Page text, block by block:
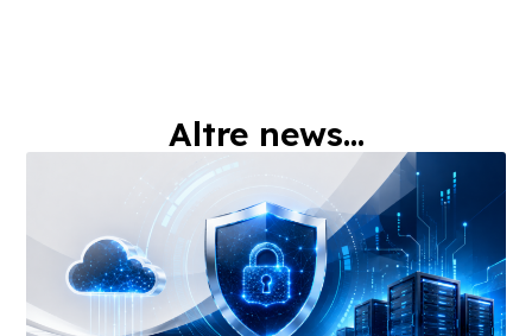
Altre news...